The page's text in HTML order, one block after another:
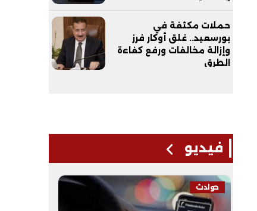
ملابسات الواقعة
حملات مكثفة في
بورسعيد.. غلق أوكار فرز
وإزالة مخالفات ورفع كفاءة
الطرق
فيديو
حوادث